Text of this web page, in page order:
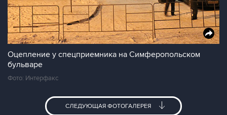
Оцепление у спецприемника на Симферопольском
бульваре
Фото: Интерфакс
СЛЕДУЮЩАЯ ФОТОГАЛЕРЕЯ